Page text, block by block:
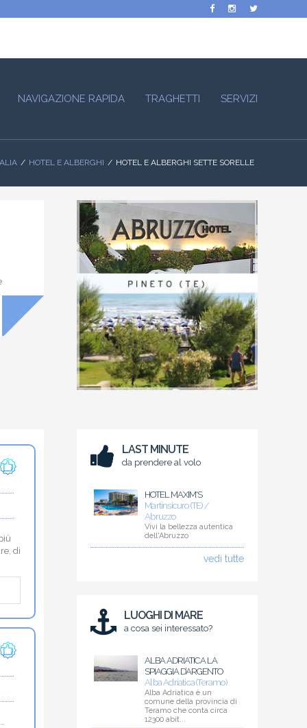
NAVIGAZIONE RAPIDA TRAGHETTI SERVIZI
HOTEL E ALBERGHI HOTEL E ALBERGHI SETTE SORELLE
di
LAST MINUTE
da prendere al volo
HOTEL MAXIM'S
Martinsicuro (TE) /
Abruzzo
Vivi la bellezza autentica
dell'Abruzzo
vedi tutte
LUOGHI DI MARE
a cosa sei interessato?
ALBA ADRIATICA LA
SPIAGGIA D’ARGENTO
Alba Adriatica (Teramo)
Alba Adriatica è un
comune della provincia di
Teramo che conta circa
12300 abit...